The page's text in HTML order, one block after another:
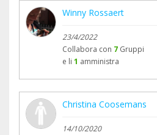
Winny Rossaert
23/4/2022
Collabora con 7 Gruppi
e li 1 amministra
Christina Coosemans
14/10/2020